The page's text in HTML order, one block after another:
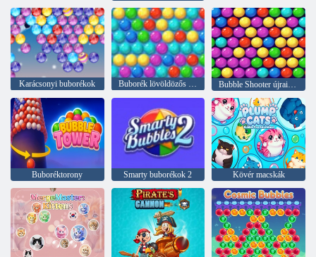
Karácsonyi buborékok Buborék lövöldözős árkád Bubble Shooter újraindítása
Buboréktorony Smarty buborékok 2 Kövér macskák